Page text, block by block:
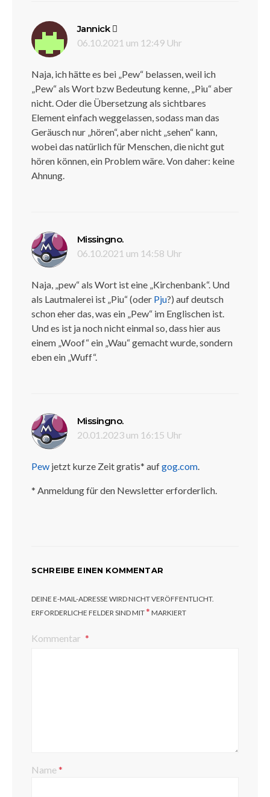
Jannick
06.10.2021 um 12:49 Uhr
Naja, ich hätte es bei „Pew“ belassen, weil ich
„Pew“ als Wort bzw Bedeutung kenne, „Piu“ aber
nicht. Oder die Übersetzung als sichtbares
Element einfach weggelassen, sodass man das
Geräusch nur „hören“, aber nicht „sehen“ kann,
wobei das natürlich für Menschen, die nicht gut
hören können, ein Problem wäre. Von daher: keine
Ahnung.
Missingno.sagt:
06.10.2021 um 14:58 Uhr
Naja, „pew“ als Wort ist eine „Kirchenbank“. Und
als Lautmalerei ist „Piu“ (oder Pju?) auf deutsch
schon eher das, was ein „Pew“ im Englischen ist.
Und es ist ja noch nicht einmal so, dass hier aus
einem „Woof“ ein „Wau“ gemacht wurde, sondern
eben ein „Wuff“.
Missingno.sagt:
20.01.2023 um 16:15 Uhr
Pew jetzt kurze Zeit gratis* aufgog.com.
* Anmeldung für den Newsletter erforderlich.
SCHREIBE EINEN KOMMENTAR
DEINE E-MAIL-ADRESSE WIRD NICHT VERÖFFENTLICHT.
ERFORDERLICHE FELDER SIND MIT* MARKIERT
Kommentar
Name*